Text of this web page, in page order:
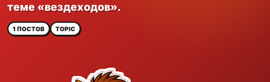
теме «вездеходов».
1 ПОСТОВ TOPIC